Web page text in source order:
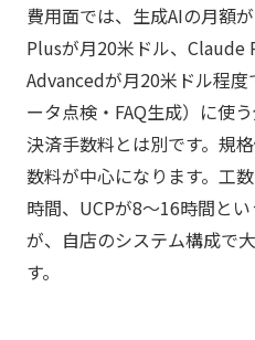
費用面では、生成AIの月額
Plusが月20米ドル、
Advancedが月20米ドル程
ータ点検・FAQ生成）に使
決済手数料とは別です。規
数料が中心になります。工
時間、UCPが8〜16時間と
が、自店のシステム構成で
す。